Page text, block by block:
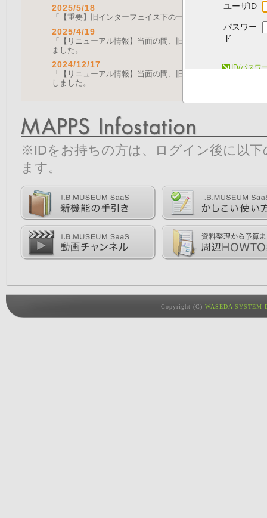
2025/5/18
「【重要】旧インターフェイス下の一部機能の停止につい
2025/4/19
「【リニューアル情報】当面の間、旧画面をご利用いただ
ました。
2024/12/17
「【リニューアル情報】当面の間、旧画面をご利用いただ
しました。
※IDをお持ちの方は、ログイン後に以
ます。
Copyright (C) WASEDA SYSTEM
ユーザID
パスワー
ド
ID/パスワ